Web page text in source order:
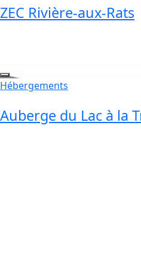
ZEC Rivière-aux-Rats
Hébergements
Auberge du Lac à la